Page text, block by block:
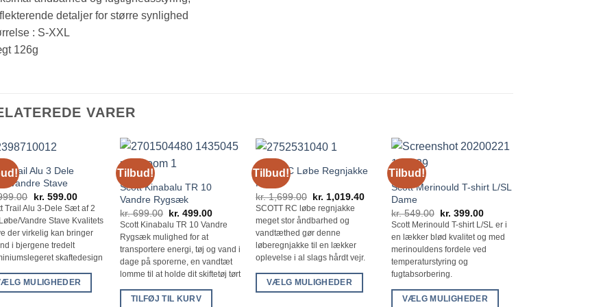
detaljer for større synlighed
: S-XXL
126g
VARER
Trail Alu 3 Dele
Vandre Stave
Den
oprindelige
pris
var:
kr. 999.00.
kr. 599.00Den
aktuelle
pris
er:
kr. 599.00.
Trail Alu 3-Dele Sæt af 2
Vandre Stave Kvalitets
der virkelig kan bringer
i bjergene tredelt
skaftedesign
MULIGHEDER
Tilbud!
Scott Kinabalu TR 10
Vandre Rygsæk
kr.699.00 Den
oprindelige
pris
var:
kr. 699.00.
kr. 499.00Den
aktuelle
kr. 499.00.
Scott Kinabalu TR 10 Vandre
Rygsæk mulighed for at
transportere energi, tøj og vand i
dage på sporerne, en vandtæt
lomme til at holde dit skiftetøj tørt
TILFØJ TIL KURV
Tilbud!
Scott RC Løbe Regnjakke
Herre
kr.1,699.00 Den
oprindelige
pris
var:
kr. 1,699.00.
kr. 1,019.40Den
aktuelle
kr. 1,019.40.
SCOTT RC løbe regnjakke
meget stor åndbarhed og
vandtæthed gør denne
løberegnjakke til en lækker
oplevelse i al slags hårdt vejr.
VÆLG MULIGHEDER
Tilbud!
Scott Merinould T-shirt L/SL
Dame
kr.549.00 Den
oprindelige
pris
var:
kr. 549.00.
kr. 399.00Den
aktuelle
er:
kr. 399.00.
Scott Merinould T-shirt L/SL er i
en lækker blød kvalitet og med
merinouldens fordele ved
temperaturstyring og
fugtabsorbering.
VÆLG MULIGHEDER